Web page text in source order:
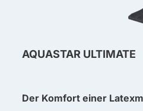
AQUASTAR ULTIMATE
Der Komfort einer